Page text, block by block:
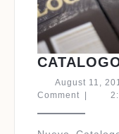
August 11,
Comment